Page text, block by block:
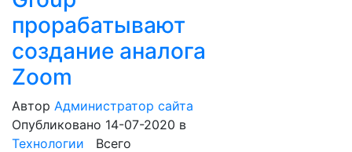
прорабатывают
создание аналога
Zoom
Автор Администратор сайта
Опубликовано 14-07-2020 в
Технологии Всего